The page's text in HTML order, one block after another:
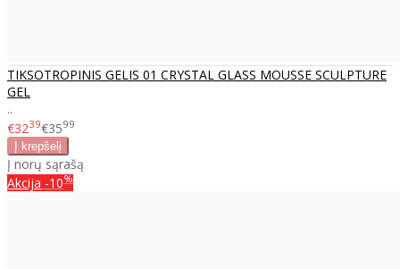
TIKSOTROPINIS GELIS 01 CRYSTAL GLASS MOUSSE SCULPTURE
GEL
..
€3239€3599
Į norų sąrašą
Akcija -10%